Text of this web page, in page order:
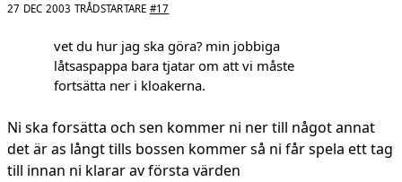
27 DEC 2003 TRÅDSTARTARE #17
vet du hur jag ska göra? min jobbiga
låtsaspappa bara tjatar om att vi måste
fortsätta ner i kloakerna.
Ni ska forsätta och sen kommer ni ner till något annat
det är as långt tills bossen kommer så ni får spela ett tag
till innan ni klarar av första värden